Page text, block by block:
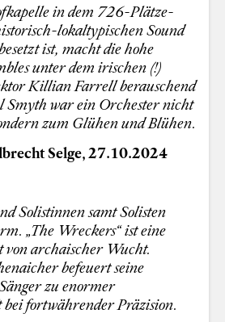
in dem 726-Plätze-
lokaltypischen Sound
ist, macht die hohe
unter dem irischen (!)
Killian Farrell berauschend
Smyth war ein Orchester nicht
zum Glühen und Blühen.
Selge, 27.10.2024
Solistinnen samt Solisten
„The Wreckers“ ist eine
von archaischer Wucht.
befeuert seine
zu enormer
fortwährender Präzision.